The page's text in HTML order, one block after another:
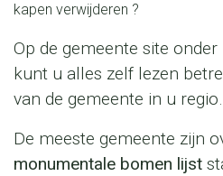
kapen verwijderen ?
Op de gemeente site
kunt u alles zelf lezen
van de gemeente in u regio.
De meeste gemeente zijn
monumentale bomen lijst